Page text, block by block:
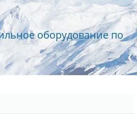
оборудование по